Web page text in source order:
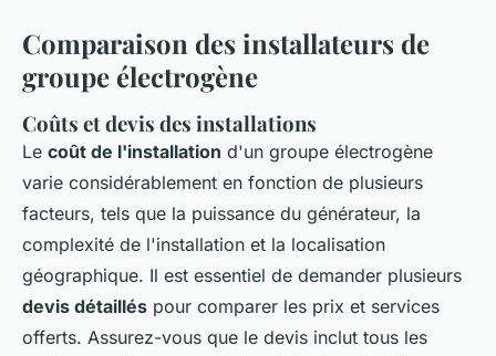
Comparaison des installateurs de
groupe électrogène
Coûts et devis des installations
Le coût de l'installation d'un groupe électrogène
varie considérablement en fonction de plusieurs
facteurs, tels que la puissance du générateur, la
complexité de l'installation et la localisation
géographique. Il est essentiel de demander plusieurs
devis détaillés pour comparer les prix et services
offerts. Assurez-vous que le devis inclut tous les